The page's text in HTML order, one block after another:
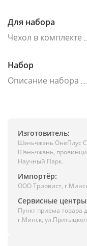
Для набора
Чехол в комплекте
Набор
Описание набора
Изготовитель:
Шэньчжэнь ОнеПлус
Шэньчжэнь,
Научный Парк.
Импортёр:
ООО Триовист,
Сервисные
Пункт приема товара
г.Минск,